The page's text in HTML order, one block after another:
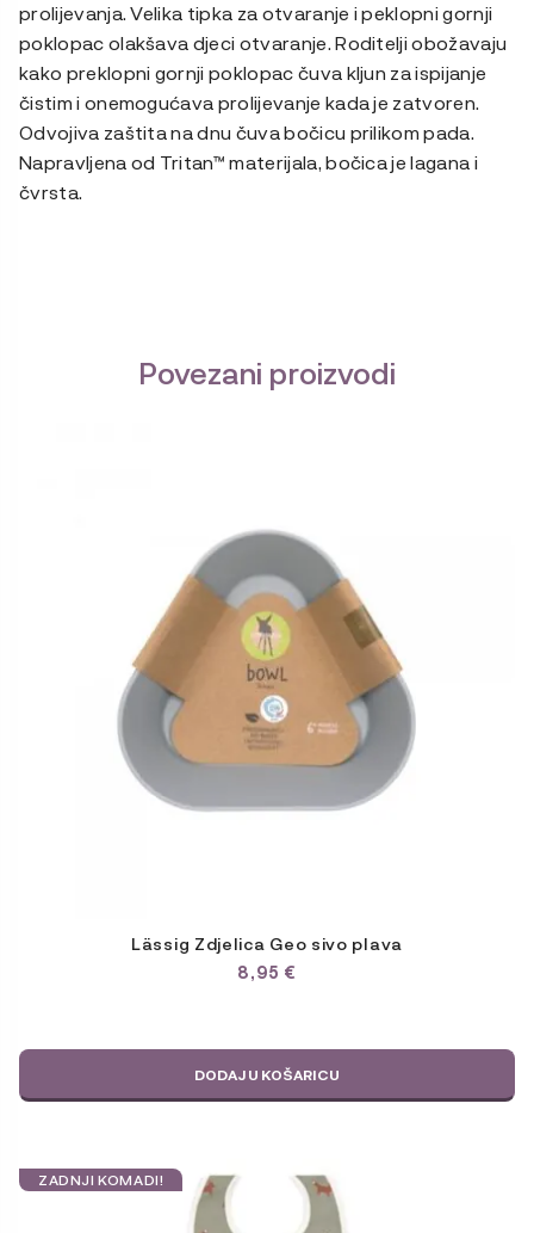
prolijevanja. Velika tipka za otvaranje i peklopni gornji
poklopac olakšava djeci otvaranje. Roditelji obožavaju
kako preklopni gornji poklopac čuva kljun za ispijanje
čistim i onemogućava prolijevanje kada je zatvoren.
Odvojiva zaštita na dnu čuva bočicu prilikom pada.
Napravljena od Tritan™ materijala, bočica je lagana i
čvrsta.
Povezani proizvodi
Lässig Zdjelica Geo sivo plava
8,95 €
DODAJ U KOŠARICU
ZADNJI KOMADI!